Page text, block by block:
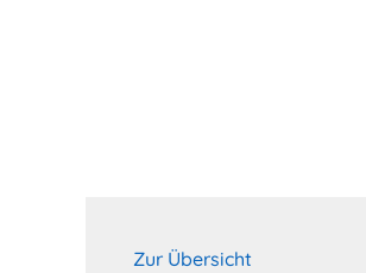
Zur Übersicht